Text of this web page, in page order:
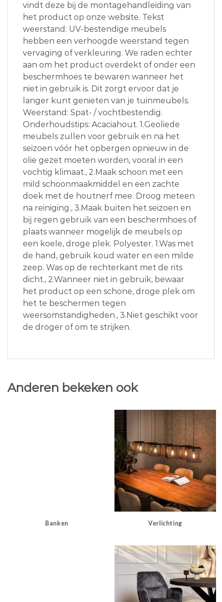
vindt deze bij de montagehandleiding van
het product op onze website. Tekst
weerstand: UV-bestendige meubels
hebben een verhoogde weerstand tegen
vervaging of verkleuring. We raden echter
aan om het product overdekt of onder een
beschermhoes te bewaren wanneer het
niet in gebruik is. Dit zorgt ervoor dat je
langer kunt genieten van je tuinmeubels.
Weerstand: Spat- / vochtbestendig.
Onderhoudstips: Acaciahout. 1.Geoliede
meubels zullen voor gebruik en na het
seizoen vóór het opbergen opnieuw in de
olie gezet moeten worden, vooral in een
vochtig klimaat., 2.Maak schoon met een
mild schoonmaakmiddel en een zachte
doek met de houtnerf mee. Droog meteen
na reiniging., 3.Maak buiten het seizoen en
bij regen gebruik van een beschermhoes of
plaats wanneer mogelijk de meubels op
een koele, droge plek. Polyester. 1.Was met
de hand, gebruik koud water en een milde
zeep. Was op de rechterkant met de rits
dicht., 2.Wanneer niet in gebruik, bewaar
het product op een schone, droge plek om
het te beschermen tegen
weersomstandigheden., 3.Niet geschikt voor
de droger of om te strijken.
Anderen bekeken ook
Banken Verlichting